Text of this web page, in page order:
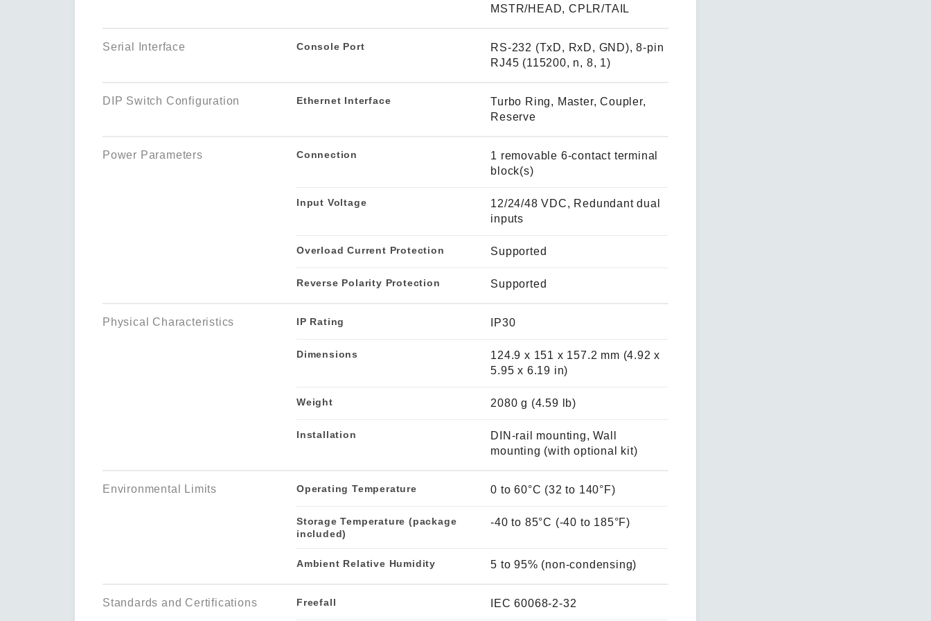
MSTR/HEAD, CPLR/TAIL
Serial Interface Console Port
RS-232 (TxD, RxD, GND), 8-pin
RJ45 (115200, n, 8, 1)
DIP Switch Configuration Ethernet Interface
Turbo Ring, Master, Coupler,
Reserve
Power Parameters Connection
1 removable 6-contact terminal
block(s)
Input Voltage
12/24/48 VDC, Redundant dual
inputs
Overload Current Protection Supported
Reverse Polarity Protection Supported
Physical Characteristics IP Rating IP30
Dimensions
124.9 x 151 x 157.2 mm (4.92 x
5.95 x 6.19 in)
Weight 2080 g (4.59 lb)
Installation
DIN-rail mounting, Wall
mounting (with optional kit)
Environmental Limits Operating Temperature 0 to 60°C (32 to 140°F)
Storage Temperature (package
included)
-40 to 85°C (-40 to 185°F)
Ambient Relative Humidity 5 to 95% (non-condensing)
Standards and Certifications Freefall IEC 60068-2-32